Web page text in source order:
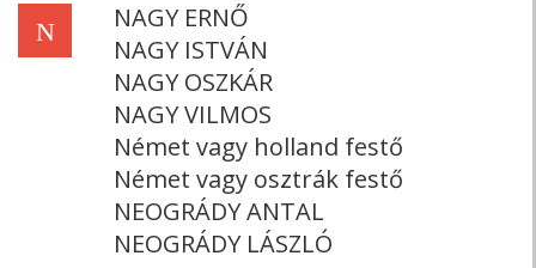
N
NAGY ERNŐ
NAGY ISTVÁN
NAGY OSZKÁR
NAGY VILMOS
Német vagy holland festő
Német vagy osztrák festő
NEOGRÁDY ANTAL
NEOGRÁDY LÁSZLÓ